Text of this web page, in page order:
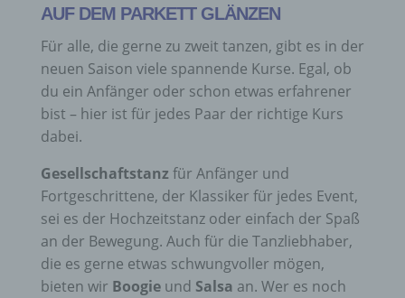
AUF DEM PARKETT GLÄNZEN
Für alle, die gerne zu zweit tanzen, gibt es in der
neuen Saison viele spannende Kurse. Egal, ob
du ein Anfänger oder schon etwas erfahrener
bist – hier ist für jedes Paar der richtige Kurs
dabei.
Gesellschaftstanz für Anfänger und
Fortgeschrittene, der Klassiker für jedes Event,
sei es der Hochzeitstanz oder einfach der Spaß
an der Bewegung. Auch für die Tanzliebhaber,
die es gerne etwas schwungvoller mögen,
bieten wir Boogieund Salsa an. Wer es noch